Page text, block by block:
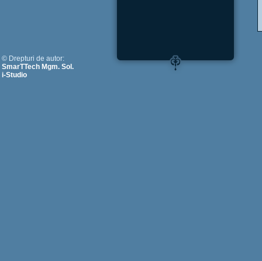
© Drepturi de autor:
SmarTTech Mgm. Sol.
i-Studio